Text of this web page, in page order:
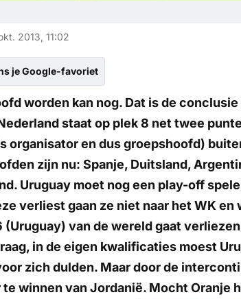
2013, 11:02
je Google-favoriet
worden kan nog. Dat is de
staat op plek 8 net twee
organisator en dus groepshoofd)
zijn nu: Spanje, Duitsland,
Uruguay moet nog een play-off
verliest gaan ze niet naar het WK
(Uruguay) van de wereld gaat
in de eigen kwalificaties moest
zich dulden. Maar door de
te winnen van Jordanië. Mocht Oranje